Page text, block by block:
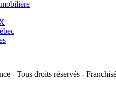
- Tous droits réservés -